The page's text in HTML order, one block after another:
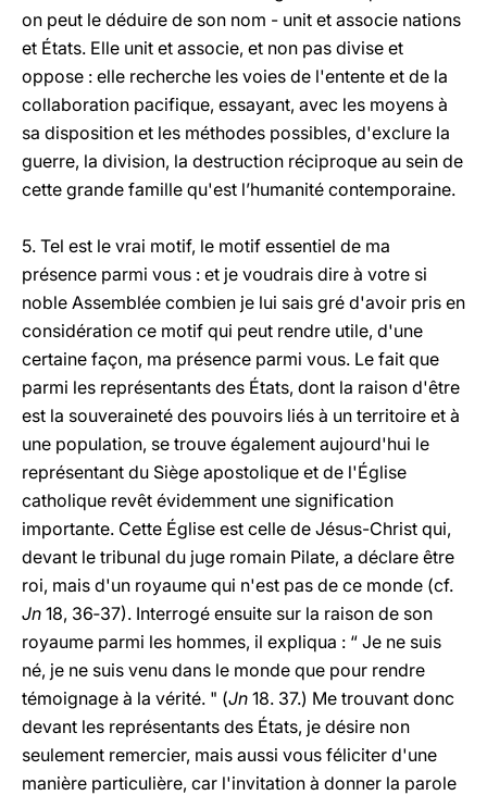
on peut le déduire de son nom - unit et associe nations
et États. Elle unit et associe, et non pas divise et
oppose : elle recherche les voies de l'entente et de la
collaboration pacifique, essayant, avec les moyens à
sa disposition et les méthodes possibles, d'exclure la
guerre, la division, la destruction réciproque au sein de
cette grande famille qu'est l’humanité contemporaine.
5. Tel est le vrai motif, le motif essentiel de ma
présence parmi vous : et je voudrais dire à votre si
noble Assemblée combien je lui sais gré d'avoir pris en
considération ce motif qui peut rendre utile, d'une
certaine façon, ma présence parmi vous. Le fait que
parmi les représentants des États, dont la raison d'être
est la souveraineté des pouvoirs liés à un territoire et à
une population, se trouve également aujourd'hui le
représentant du Siège apostolique et de l'Église
catholique revêt évidemment une signification
importante. Cette Église est celle de Jésus-Christ qui,
devant le tribunal du juge romain Pilate, a déclare être
roi, mais d'un royaume qui n'est pas de ce monde (cf.
Jn 18, 36‑37). Interrogé ensuite sur la raison de son
royaume parmi les hommes, il expliqua : “ Je ne suis
né, je ne suis venu dans le monde que pour rendre
témoignage à la vérité. " (Jn 18. 37.) Me trouvant donc
devant les représentants des États, je désire non
seulement remercier, mais aussi vous féliciter d'une
manière particulière, car l'invitation à donner la parole